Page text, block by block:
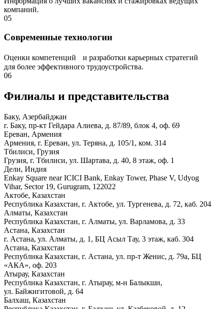
компаний.
05
Современные технологии
Оценки компетенций и разработки карьерных стратегий
для более эффективного трудоустройства.
06
Филиалы и представи­тельства
Баку, Азербайджан
г. Баку, пр-кт Гейдара Алиева, д. 87/89, блок 4, оф. 69
Ереван, Армения
Армения, г. Ереван, ул. Теряна, д. 105/1, ком. 314
Тбилиси, Грузия
Грузия, г. Тбилиси, ул. Шартава, д. 40, 8 этаж, оф. 1
Дели, Индия
Enkay Square near ICICI Bank, Enkay Tower, Phase V, Udyog
Vihar, Sector 19, Gurugram, 122022
Актобе, Казахстан
Республика Казахстан, г. Актобе, ул. Тургенева, д. 72, каб. 204
Алматы, Казахстан
Республика Казахстан, г. Алматы, ул. Варламова, д. 33
Астана, Казахстан
г. Астана, ул. Алматы, д. 1, БЦ Асыл Тау, 3 этаж, каб. 304
Астана, Казахстан
Республика Казахстан, г. Астана, ул. пр-т Женис, д. 79а, БЦ
«АКА», оф. 203
Атырау, Казахстан
Республика Казахстан, г. Атырау, м-н Балыкши,
ул. Байжигитовой, д. 64
Балхаш, Казахстан